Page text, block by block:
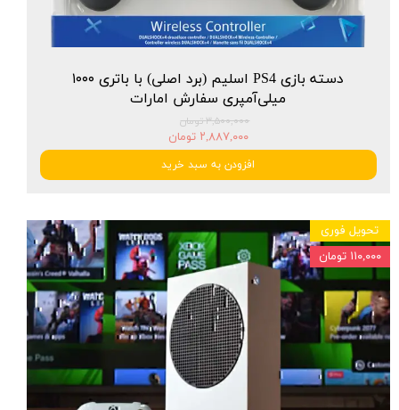
دسته بازی PS4 اسلیم (برد اصلی) با باتری ۱۰۰۰
میلی‌آمپری سفارش امارات
۳,۵۰۰,۰۰۰ تومان
۲,۸۸۷,۰۰۰ تومان
افزودن به سبد خرید
تحویل فوری
۱۱۰,۰۰۰ تومان